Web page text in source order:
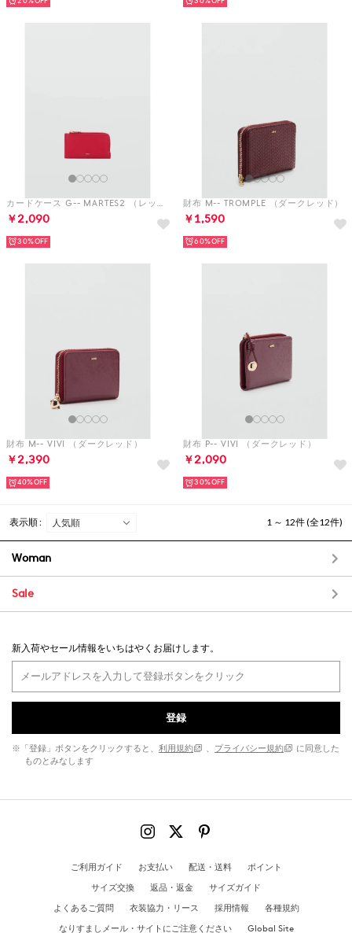
カードケース G-- MARTES2 （レッド）
￥2,090
30%
財布 M-- TROMPLE （ダークレッド）
￥1,590
60%
財布 M-- VIVI （ダークレッド）
￥2,390
40%
財布 P-- VIVI （ダークレッド）
￥2,090
30%
表示順 : 1 ～ 12件 (全12件)
Woman
Sale
新入荷やセール情報をいちはやくお届けします。
登録
※「登録」ボタンをクリックすると、 利用規約 、 プライバシー規約
に同意した
ものとみなします
ご利用ガイド お支払い 配送・送料
ポイント
サイズ交換
返品・返金
サイズガイド
よくあるご質問
衣装協力・リース 採用情報
各種規約
なりすましメール・サイトにご注意ください
Global Site